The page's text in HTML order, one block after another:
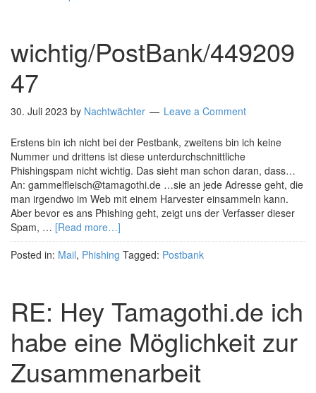
wichtig/PostBank/449209
47
30. Juli 2023 by Nachtwächter Leave a Comment
Erstens bin ich nicht bei der Pestbank, zweitens bin ich keine
Nummer und drittens ist diese unterdurchschnittliche
Phishingspam nicht wichtig. Das sieht man schon daran, dass…
An: gammelfleisch@tamagothi.de …sie an jede Adresse geht, die
man irgendwo im Web mit einem Harvester einsammeln kann.
Aber bevor es ans Phishing geht, zeigt uns der Verfasser dieser
Spam, … [Read more…]
Posted in: Mail, Phishing Tagged: Postbank
RE: Hey Tamagothi.de ich
habe eine Möglichkeit zur
Zusammenarbeit